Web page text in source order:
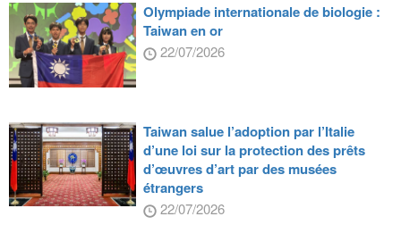
Olympiade internationale de biologie :
Taiwan en or
22/07/2026
Taiwan salue l’adoption par l’Italie
d’une loi sur la protection des prêts
d’œuvres d’art par des musées
étrangers
22/07/2026